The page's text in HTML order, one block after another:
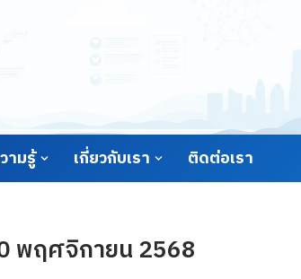
ามรู้ เกี่ยวกับเรา ติดต่อเรา
พฤศจิกายน 2568